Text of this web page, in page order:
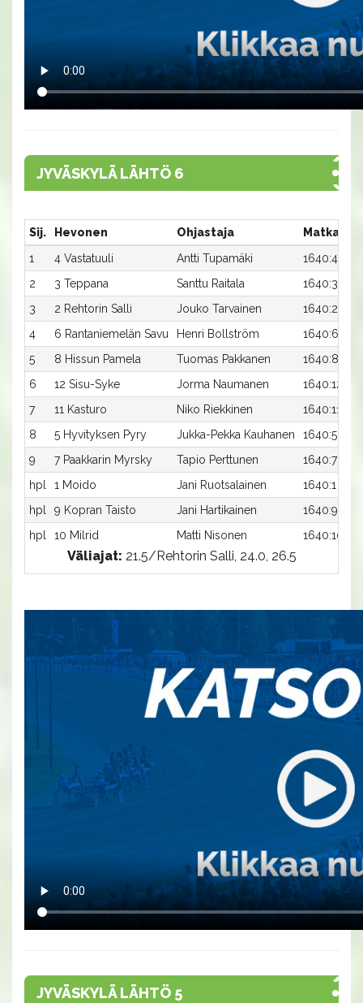
JYVÄSKYLÄ LÄHTÖ 6
Sij. Hevonen Ohjastaja
1
4 Vastatuuli Antti Tupamäki
1640:4
2
3 Teppana Santtu Raitala
1640:3
3
2 Rehtorin Salli Jouko Tarvainen
1640:2
4
6 Rantaniemelän Savu Henri Bollström
1640:6
5
8 Hissun Pamela Tuomas Pakkanen
1640:8
6
12 Sisu-Syke Jorma Naumanen
1640:12
7
11 Kasturo Niko Riekkinen
1640:11
8
5 Hyvityksen Pyry Jukka-Pekka Kauhanen
1640:5
9
7 Paakkarin Myrsky Tapio Perttunen
1640:7
hpl
1 Moido Jani Ruotsalainen
1640:1
hpl
9 Kopran Taisto Jani Hartikainen
1640:9
hpl
10 Milrid Matti Nisonen 1640:10
Väliajat: 21.5/Rehtorin Salli, 24.0, 26.5
JYVÄSKYLÄ LÄHTÖ 5